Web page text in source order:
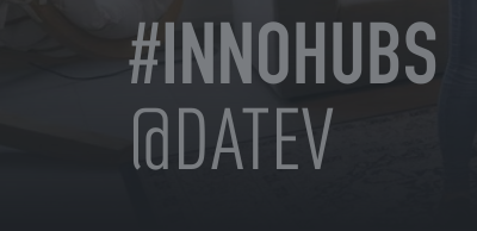
#INNOHUBS
@DATEV